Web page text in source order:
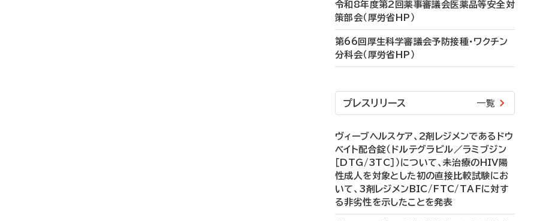
令和8年度第2回薬事審議会医薬品等安全対
策部会（厚労省HP）
第66回厚生科学審議会予防接種・ワクチン
分科会（厚労省HP）
プレスリリース 一覧
ヴィーブヘルスケア、2剤レジメンであるドウ
ベイト配合錠（ドルテグラビル／ラミブジン
［DTG/3TC］）について、未治療のHIV陽
性成人を対象とした初の直接比較試験にお
いて、3剤レジメンBIC/FTC/TAFに対す
る非劣性を示したことを発表